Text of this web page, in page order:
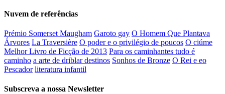
Nuvem de referências
Prémio Somerset Maugham Garoto gay O Homem Que Plantava
Árvores La Traversière O poder e o privilégio de poucos O ciúme
Melhor Livro de Ficção de 2013 Para os caminhantes tudo é
caminho a arte de driblar destinos Sonhos de Bronze O Rei e eo
Pescador literatura infantil
Subscreva a nossa Newsletter